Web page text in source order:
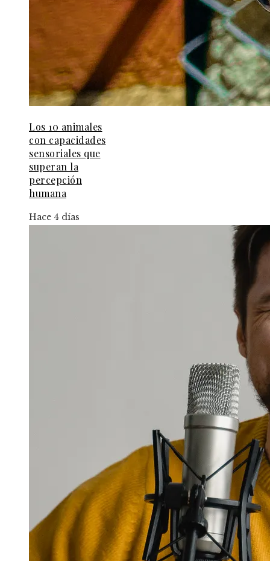
Los 10 animales
con capacidades
sensoriales que
superan la
percepción
humana
Hace 4 días